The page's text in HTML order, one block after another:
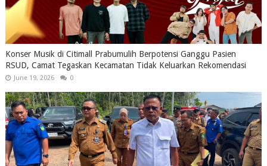
Konser Musik di Citimall Prabumulih Berpotensi Ganggu Pasien
RSUD, Camat Tegaskan Kecamatan Tidak Keluarkan Rekomendasi
June 19, 2026 0